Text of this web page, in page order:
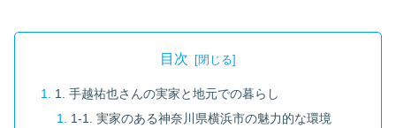
目次
1. 手越祐也さんの実家と地元での暮らし
1-1. 実家のある神奈川県横浜市の魅力的な環境